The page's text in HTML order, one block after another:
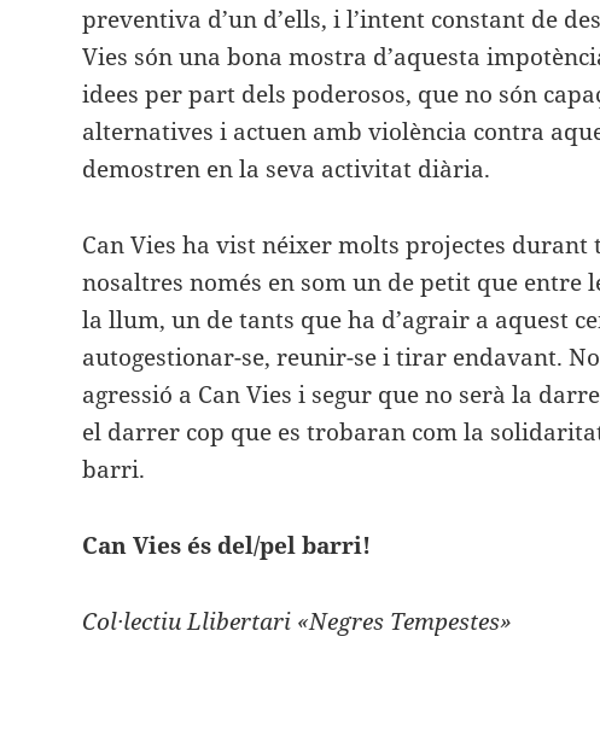
preventiva d’un d’ells, i l’intent constant de
Vies són una bona mostra d’aquesta
idees per part dels poderosos, que no són
alternatives i actuen amb violència contra
demostren en la seva activitat diària.
Can Vies ha vist néixer molts projectes durant
nosaltres només en som un de petit que entre
la llum, un de tants que ha d’agrair a aquest
autogestionar-se, reunir-se i tirar endavant.
agressió a Can Vies i segur que no serà la
el darrer cop que es trobaran com la
barri.
Can Vies és del/pel barri!
Col·lectiu Llibertari «Negres Tempestes»